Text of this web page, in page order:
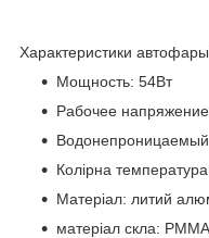
Характеристики
Мощность: 54Вт
Рабочее
Водонепроницаемый
Колірна
Матеріал: литий
матеріал скла: PMMA